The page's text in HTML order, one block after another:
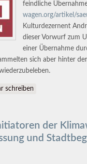
feindliche
wagen.org/artikel/
Kulturdezernent
dieser Vorwurf zum
einer Übernahme
sich aber hinter
erreicht wurde
schreiben
der
und